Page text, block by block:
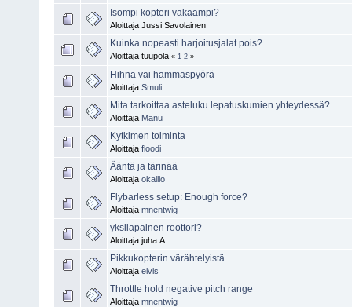
Isompi kopteri vakaampi?
Aloittaja Jussi Savolainen
Kuinka nopeasti harjoitusjalat pois?
Aloittaja tuupola « 1 2 »
Hihna vai hammaspyörä
Aloittaja Smuli
Mita tarkoittaa asteluku lepatuskumien yhteydessä?
Aloittaja Manu
Kytkimen toiminta
Aloittaja floodi
Ääntä ja tärinää
Aloittaja okallio
Flybarless setup: Enough force?
Aloittaja mnentwig
yksilapainen roottori?
Aloittaja juha.A
Pikkukopterin värähtelyistä
Aloittaja elvis
Throttle hold negative pitch range
Aloittaja mnentwig